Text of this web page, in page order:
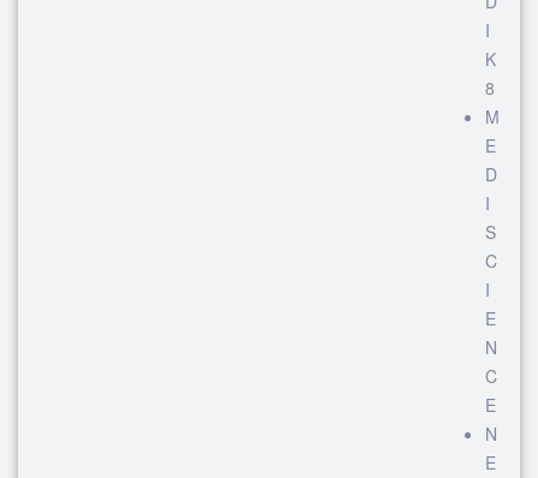
I
K
8
M
E
D
I
S
C
I
E
N
C
E
N
E